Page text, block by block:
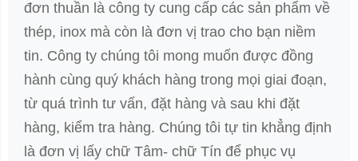
đơn thuần là công ty cung cấp các sản phẩm về
thép, inox mà còn là đơn vị trao cho bạn niềm
tin. Công ty chúng tôi mong muốn được đồng
hành cùng quý khách hàng trong mọi giai đoạn,
từ quá trình tư vấn, đặt hàng và sau khi đặt
hàng, kiểm tra hàng. Chúng tôi tự tin khẳng định
là đơn vị lấy chữ Tâm- chữ Tín để phục vụ